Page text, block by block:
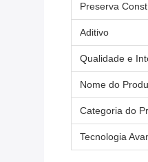
Preserva
Aditivo
Qualidade e
Nome do
Categoria do
Tecnologia